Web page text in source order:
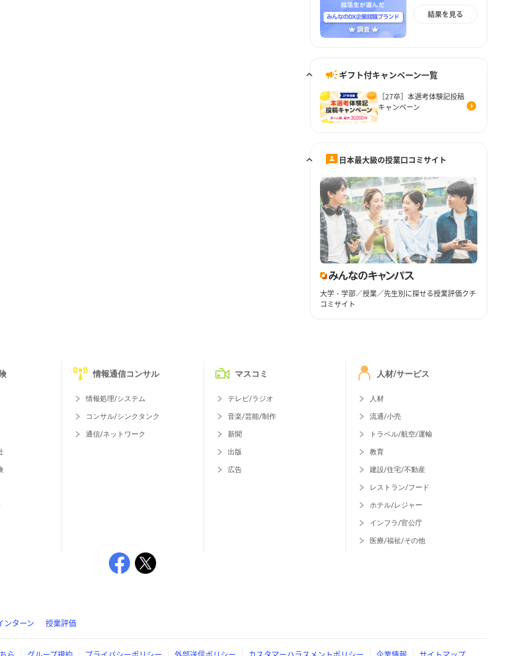
結果を見る
ギフト付キャンペーン一覧
［27卒］本選考体験記投稿
キャンペーン
日本最大級の授業口コミサイト
大学・学部／授業／先生別に探せる授業評価クチ
コミサイト
情報通信コンサル
情報処理/システム
コンサル/シンクタンク
通信/ネットワーク
マスコミ
テレビ/ラジオ
音楽/芸能/制作
新聞
出版
広告
人材/サービス
人材
流通/小売
トラベル/航空/運輸
教育
建設/住宅/不動産
レストラン/フード
ホテル/レジャー
インフラ/官公庁
医療/福祉/その他
ンターン 授業評価